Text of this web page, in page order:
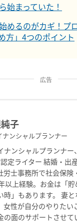
始まっていた！
めるのがカギ！プ
方」4つのポイント
広告
子
ナンシャルプランナー
ナンシャルプランナー
定ライター 結婚・出
労士事務所で社会保険
以上経験。お金は「貯
時」もあります。 妻
女性が自分のやりたい
の面のサポートさせて